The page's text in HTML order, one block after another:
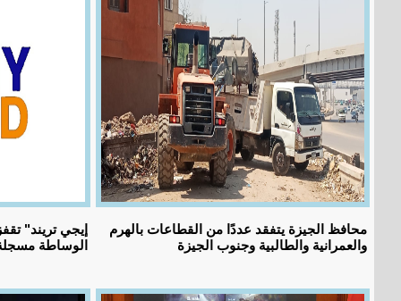
الوساطة
محافظ الجيزة يتفقد عددًا من القطاعات بالهرم
والعمرانية والطالبية وجنوب الجيزة